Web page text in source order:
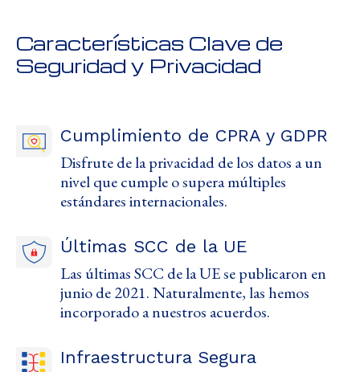
Características Clave de
Seguridad y Privacidad
Cumplimiento de CPRA y GDPR
Disfrute de la privacidad de los datos a un
nivel que cumple o supera múltiples
estándares internacionales.
Últimas SCC de la UE
Las últimas SCC de la UE se publicaron en
junio de 2021. Naturalmente, las hemos
incorporado a nuestros acuerdos.
Infraestructura Segura